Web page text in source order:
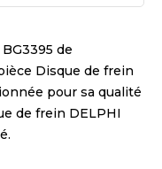
BG3395 de
Disque de frein
pour sa qualité
de frein DELPHI